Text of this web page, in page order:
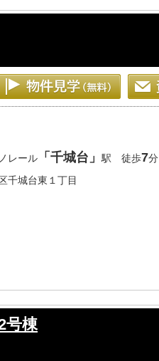
レール 「千城台」駅 徒歩7分
千城台東１丁目
号棟